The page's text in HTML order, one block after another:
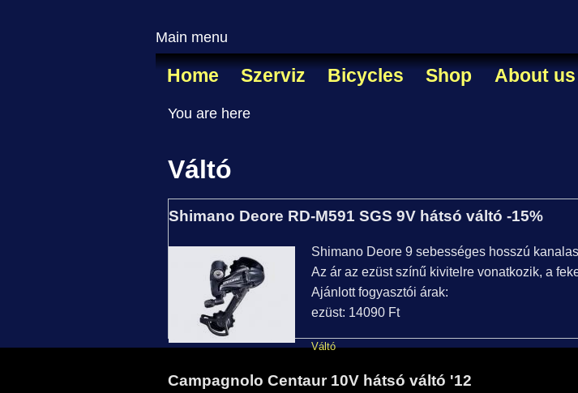
Main menu
Home Szerviz Bicycles Shop About us
You are here
Váltó
Shimano Deore RD-M591 SGS 9V hátsó váltó -15%
Shimano Deore 9 sebességes hosszú
Az ár az ezüst színű kivitelre vonatkozik, a
Ajánlott fogyasztói árak:
ezüst: 14090 Ft
Váltó
Campagnolo Centaur 10V hátsó váltó '12